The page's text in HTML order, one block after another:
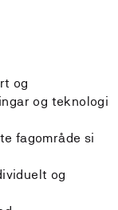
og
og teknologi
fagområde si
og